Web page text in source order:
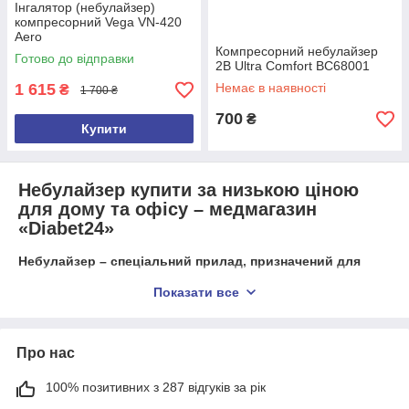
комплектація. Як правило, вона включає маски
Інгалятор (небулайзер)
компресорний Vega VN-420
Aero
Готово до відправки
1 615 ₴ 1 700 ₴
Купити
Компресорний небулайзер
2B Ultra Comfort BC68001
Немає в наявності
700 ₴
Небулайзер купити за низькою ціною
для дому та офісу – медмагазин
«Diabet24»
Небулайзер – спеціальний прилад, призначений для
захворюваннями, алергічними реакціями. Небулайзер
Україні можна в магазині «Діабет24». Ціни на небулайзер
у магазині нижчі, ніж у конкурентів.
Показати все
Про нас
100% позитивних з 287 відгуків за рік